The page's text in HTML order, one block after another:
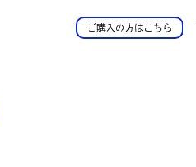
ご購入の方はこちら